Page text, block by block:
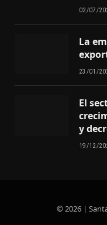
02/07/
La
23/01/
El
y
19/12/
© 2026 |